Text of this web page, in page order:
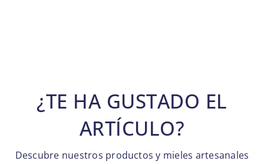
¿TE HA GUSTADO EL
ARTÍCULO?
Descubre nuestros productos y mieles artesanales